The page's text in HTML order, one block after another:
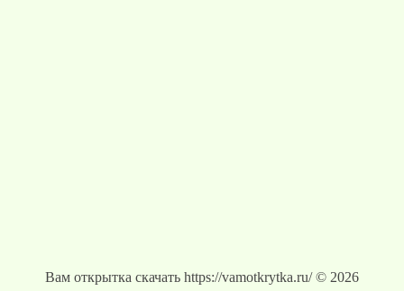
Вам открытка скачать https://vamotkrytka.ru/ © 2026